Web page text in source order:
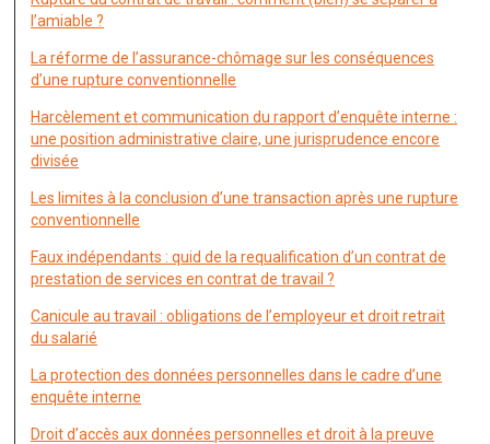
l’amiable ?
La réforme de l’assurance-chômage sur les conséquences
d’une rupture conventionnelle
Harcèlement et communication du rapport d’enquête interne :
une position administrative claire, une jurisprudence encore
divisée
Les limites à la conclusion d’une transaction après une rupture
conventionnelle
Faux indépendants : quid de la requalification d’un contrat de
prestation de services en contrat de travail ?
Canicule au travail : obligations de l’employeur et droit retrait
du salarié
La protection des données personnelles dans le cadre d’une
enquête interne
Droit d’accès aux données personnelles et droit à la preuve